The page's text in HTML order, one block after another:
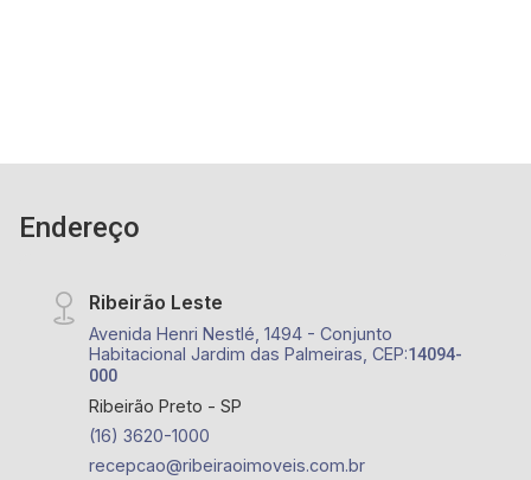
Endereço
Ribeirão Leste
Avenida Henri Nestlé, 1494 - Conjunto
Habitacional Jardim das Palmeiras, CEP:14094-
000
Ribeirão Preto - SP
(16) 3620-1000
recepcao@ribeiraoimoveis.com.br